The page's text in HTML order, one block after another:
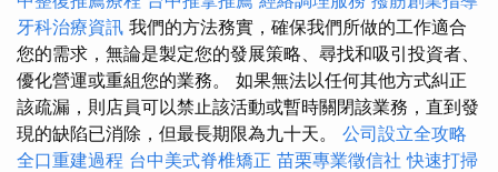
牙科治療資訊 我們的方法務實，確保我們所做的工作適合
您的需求，無論是製定您的發展策略、尋找和吸引投資者、
優化營運或重組您的業務。 如果無法以任何其他方式糾正
該疏漏，則店員可以禁止該活動或暫時關閉該業務，直到發
現的缺陷已消除，但最長期限為九十天。 公司設立全攻略
全口重建過程 台中美式脊椎矯正 苗栗專業徵信社 快速打掃